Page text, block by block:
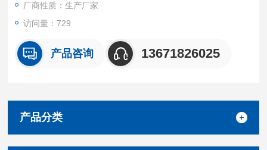
厂商性质：生产厂家
访问量：729
产品咨询 13671826025
产品分类